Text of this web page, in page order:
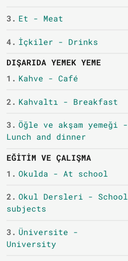
3. Et - Meat
4. İçkiler - Drinks
DIŞARIDA YEMEK YEME
1. Kahve - Café
2. Kahvaltı - Breakfast
3. Öğle ve akşam yemeği -
Lunch and dinner
EĞITIM VE ÇALIŞMA
1. Okulda - At school
2. Okul Dersleri - School
subjects
3. Üniversite -
University